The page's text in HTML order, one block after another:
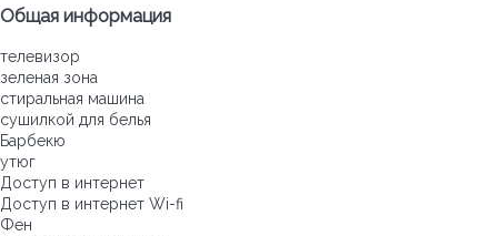
Общая информация
телевизор
зеленая зона
стиральная машина
сушилкой для белья
Барбекю
утюг
Доступ в интернет
Доступ в интернет Wi-fi
Фен